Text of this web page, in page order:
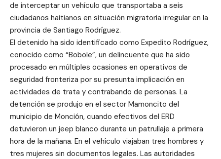
de interceptar un vehículo que transportaba a seis
ciudadanos haitianos en situación migratoria irregular en la
provincia de Santiago Rodríguez.
El detenido ha sido identificado como Expedito Rodríguez,
conocido como “Bobole”, un delincuente que ha sido
procesado en múltiples ocasiones en operativos de
seguridad fronteriza por su presunta implicación en
actividades de trata y contrabando de personas. La
detención se produjo en el sector Mamoncito del
municipio de Monción, cuando efectivos del ERD
detuvieron un jeep blanco durante un patrullaje a primera
hora de la mañana. En el vehículo viajaban tres hombres y
tres mujeres sin documentos legales. Las autoridades